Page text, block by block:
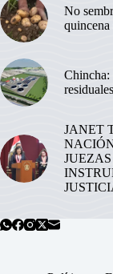
No
Chincha:
JANET